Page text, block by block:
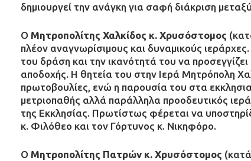
δημιουργεί την ανάγκη για σαφή διάκριση
Ο Μητροπολίτης Χαλκίδος κ. Χρυσόστομος
πλέον αναγνωρίσιμους και δυναμικούς
του δράση και την ικανότητά του να
αποδοχής. Η θητεία του στην Ιερά Μητρόπολη
πρωτοβουλίες, ενώ η παρουσία του στα
μετριοπαθής αλλά παράλληλα προοδευτικός
της Εκκλησίας. Πρωτίστως φέρεται να
κ. Φιλόθεο και τον Γόρτυνος κ. Νικηφόρο.
Ο Μητροπολίτης Πατρών κ. Χρυσόστομος